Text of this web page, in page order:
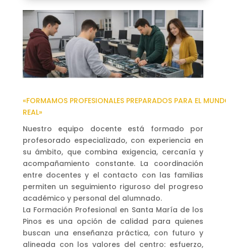
«FORMAMOS PROFESIONALES PREPARADOS PARA EL
REAL»
Nuestro equipo docente está formado por
profesorado especializado, con experiencia en
su ámbito, que combina exigencia, cercanía y
acompañamiento constante. La coordinación
entre docentes y el contacto con las familias
permiten un seguimiento riguroso del progreso
académico y personal del alumnado.
La Formación Profesional en Santa María de los
Pinos es una opción de calidad para quienes
buscan una enseñanza práctica, con futuro y
alineada con los valores del centro: esfuerzo,